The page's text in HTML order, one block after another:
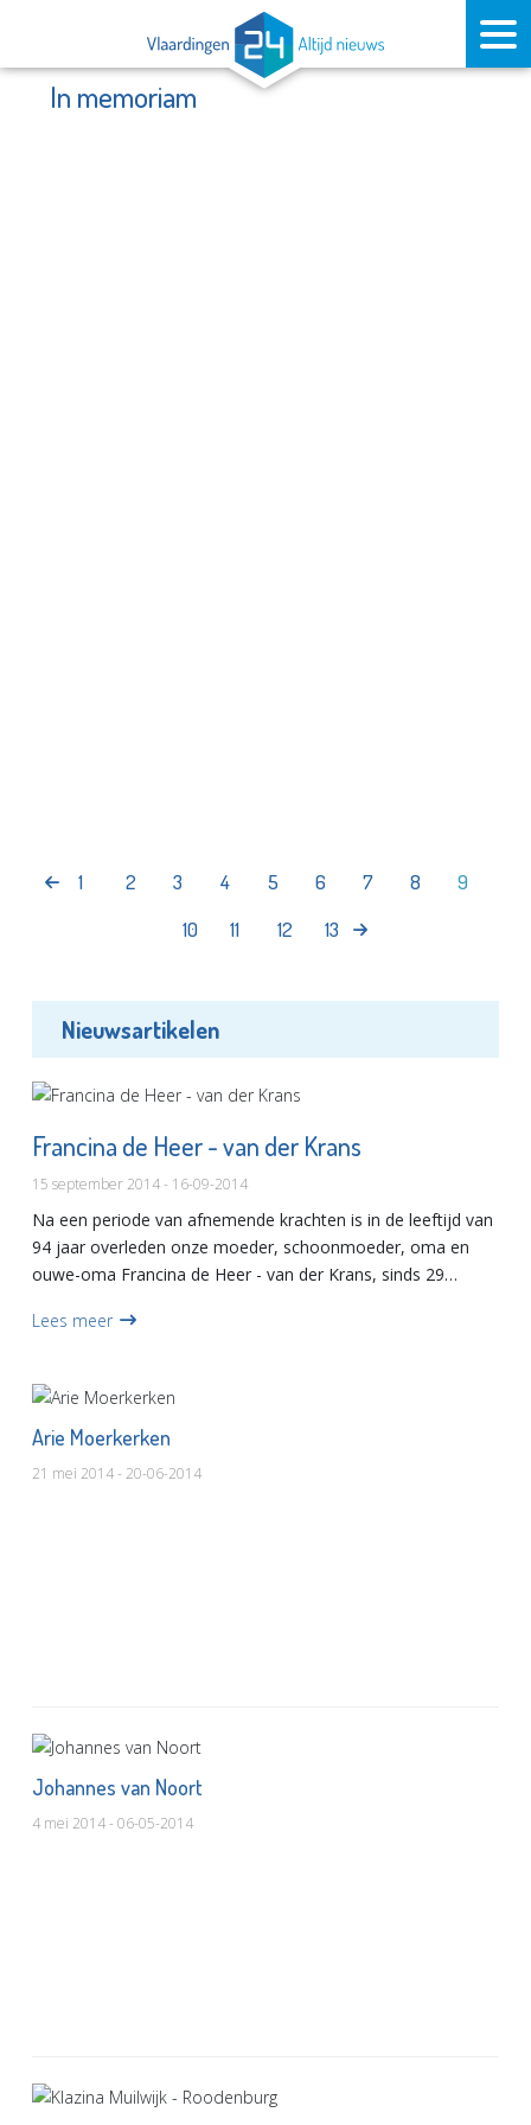
In memoriam
1 2 3 4 5 6 7 8
9
10
11 12 13
Nieuwsartikelen
Francina de Heer - van der Krans
15 september 2014 - 16-09-2014
Na een periode van afnemende krachten is in de leeftijd van
94 jaar overleden onze moeder, schoonmoeder, oma en
ouwe-oma Francina de Heer - van der Krans, sinds 29
Lees meer
Arie Moerkerken
21 mei 2014 - 20-06-2014
Johannes van Noort
4 mei 2014 - 06-05-2014